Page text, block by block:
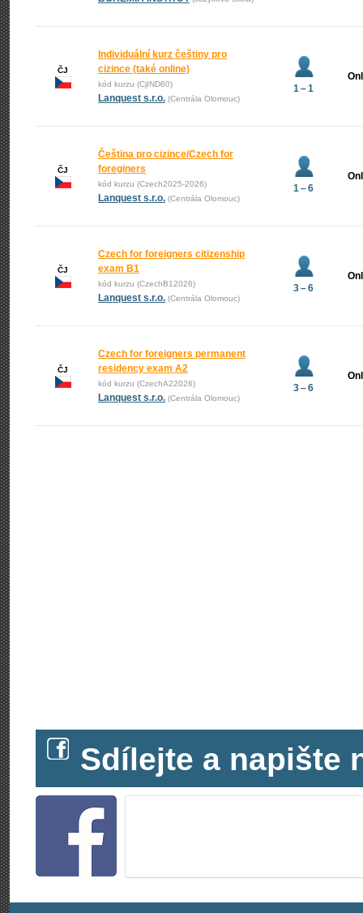
ČJ
Individuální kurz češtiny pro
cizince (také online)
kód kurzu (CjIND60)
Lanquest s.r.o. (Centrála Olomouc)
1 – 1
ČJ
Čeština pro cizince/Czech for
foreginers
kód kurzu (Czech2025-2026)
Lanquest s.r.o. (Centrála Olomouc)
1 – 6
ČJ
Czech for foreigners citizenship
exam B1
kód kurzu (CzechB12026)
Lanquest s.r.o. (Centrála Olomouc)
3 – 6
ČJ
Czech for foreigners permanent
residency exam A2
kód kurzu (CzechA22026)
Lanquest s.r.o. (Centrála Olomouc)
3 – 6
Sdílejte a napište